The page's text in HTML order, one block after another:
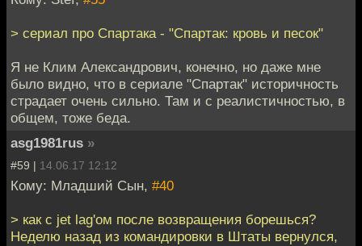
> сериал про Спартака - "Спартак: кровь и песок"
Я не Клим Александрович, конечно, но даже мне
было видно, что в сериале "Спартак" историчность
страдает очень сильно. Там и с реалистичностью, в
общем, тоже беда.
asg1981rus »
#59 | 14.06.17 12:12
Кому: Младший Сын, #40
> как с jet lag'ом после возвращения борешься?
Неделю назад из командировки в Штаты вернулся,